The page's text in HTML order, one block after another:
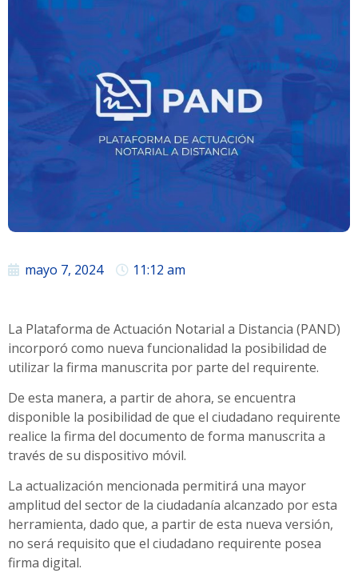
mayo 7, 2024 11:12 am
La Plataforma de Actuación Notarial a Distancia (PAND)
incorporó como nueva funcionalidad la posibilidad de
utilizar la firma manuscrita por parte del requirente.
De esta manera, a partir de ahora, se encuentra
disponible la posibilidad de que el ciudadano requirente
realice la firma del documento de forma manuscrita a
través de su dispositivo móvil.
La actualización mencionada permitirá una mayor
amplitud del sector de la ciudadanía alcanzado por esta
herramienta, dado que, a partir de esta nueva versión,
no será requisito que el ciudadano requirente posea
firma digital.